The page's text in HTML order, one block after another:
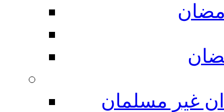
غیر مسلمان